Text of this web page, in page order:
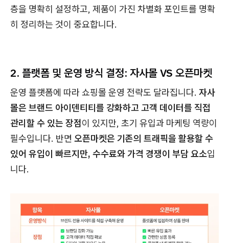
층을 명확히 설정하고, 제품이 가진 차별화 포인트를 명확
히 정리하는 것이 중요합니다.
2. 플랫폼 및 운영 방식 결정: 자사몰 VS 오픈마켓
운영 플랫폼에 따라 쇼핑몰 운영 전략도 달라집니다. 자사
몰은 브랜드 아이덴티티를 강화하고 고객 데이터를 직접
관리할 수 있는 장점이 있지만, 초기 유입과 마케팅 역량이
필수입니다. 반면 오픈마켓은 기존의 트래픽을 활용할 수
있어 유입이 빠르지만, 수수료와 가격 경쟁이 부담 요소입
니다.